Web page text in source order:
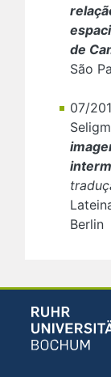
de
São
07/
Berlin